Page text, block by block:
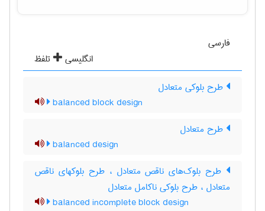
فارسی
انگلیسی
تلفظ
طرح بلوکی متعادل
balanced block design
طرح متعادل
balanced design
طرح بلوک‌های ناقص متعادل ، طرح بلوکهای ناقص
متعادل ، طرح بلوکی ناکامل متعادل
balanced incomplete block design